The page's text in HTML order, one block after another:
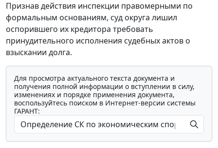
Признав действия инспекции правомерными по
формальным основаниям, суд округа лишил
оспорившего их кредитора требовать
принудительного исполнения судебных актов о
взыскании долга.
Для просмотра актуального текста документа и
получения полной информации о вступлении в силу,
изменениях и порядке применения документа,
воспользуйтесь поиском в Интернет-версии системы
ГАРАНТ: